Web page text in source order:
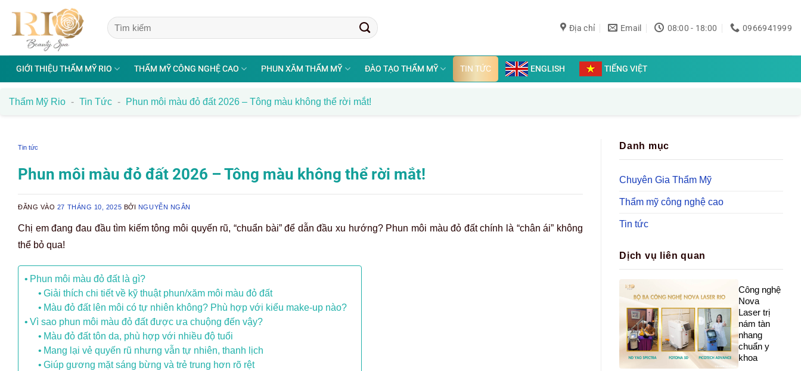
nội
Địa chỉ Email 08:00 - 18:00 0966941999
GIỚI THIỆU THẨM MỸ RIO THẨM MỸ CÔNG NGHỆ CAO PHUN XĂM THẨM MỸ ĐÀO TẠO THẨM MỸ TIN TỨC ENGLISH TIẾNG VIỆT
Thẩm Mỹ Rio - Tin Tức - Phun môi màu đỏ đất 2026 – Tông màu không thể rời mắt!
Tin tức
Phun môi màu đỏ đất 2026 – Tông màu không thể rời mắt!
ĐĂNG VÀO 27 THÁNG 10, 2025 BỞI NGUYỄN NGÂN
Chị em đang đau đầu tìm kiếm tông môi quyến rũ, “chuẩn bài” để dẫn đầu xu hướng? Phun môi màu đỏ đất chính là “chân ái” không
thể bỏ qua!
Phun môi màu đỏ đất là gì?
Giải thích chi tiết về kỹ thuật phun/xăm môi màu đỏ đất
Màu đỏ đất lên môi có tự nhiên không? Phù hợp với kiểu make-up nào?
Vì sao phun môi màu đỏ đất được ưa chuộng đến vậy?
Màu đỏ đất tôn da, phù hợp với nhiều độ tuổi
Mang lại vẻ quyến rũ nhưng vẫn tự nhiên, thanh lịch
Giúp gương mặt sáng bừng và trẻ trung hơn rõ rệt
Danh mục
Chuyên Gia Thẩm Mỹ
Thẩm mỹ công nghệ cao
Tin tức
Dịch vụ liên quan
Công nghệ
Nova
Laser trị
nám tàn
nhang
chuẩn y
khoa